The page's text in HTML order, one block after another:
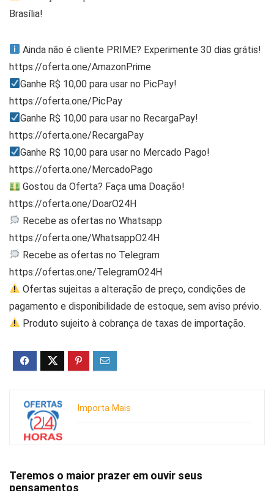
Brasília!
Ainda não é cliente PRIME? Experimente 30 dias grátis!
https://oferta.one/AmazonPrime
Ganhe R$ 10,00 para usar no PicPay!
https://oferta.one/PicPay
Ganhe R$ 10,00 para usar no RecargaPay!
https://oferta.one/RecargaPay
Ganhe R$ 10,00 para usar no Mercado Pago!
https://oferta.one/MercadoPago
Gostou da Oferta? Faça uma Doação!
https://oferta.one/DoarO24H
Recebe as ofertas no Whatsapp
https://oferta.one/WhatsappO24H
Recebe as ofertas no Telegram
https://ofertas.one/TelegramO24H
Ofertas sujeitas a alteração de preço, condições de
pagamento e disponibilidade de estoque, sem aviso prévio.
Produto sujeito à cobrança de taxas de importação.
Importa Mais
Teremos o maior prazer em ouvir seus
pensamentos